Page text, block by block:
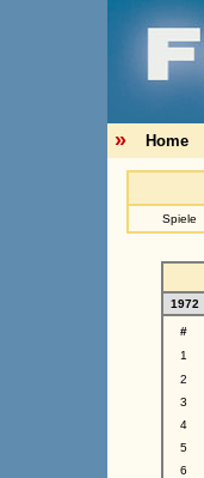
» Home
Spiele
1972
#
1
2
3
4
5
6